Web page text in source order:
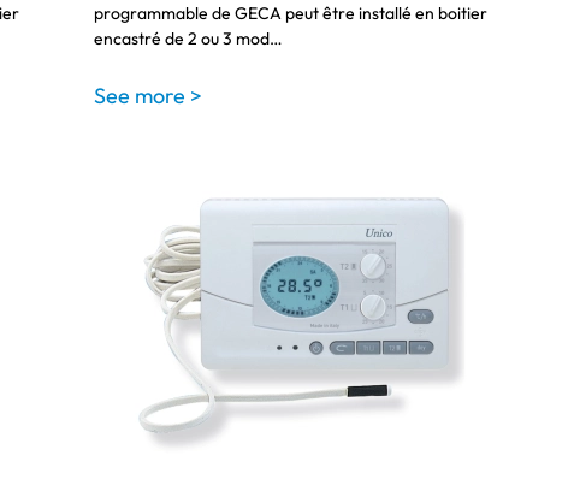
programmable de GECA peut être installé en boitier
encastré de 2 ou 3 mod…
See more >